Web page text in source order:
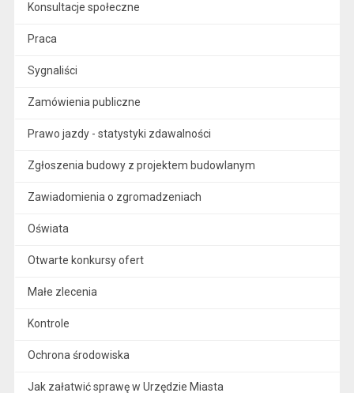
Konsultacje społeczne
Praca
Sygnaliści
Zamówienia publiczne
Prawo jazdy - statystyki zdawalności
Zgłoszenia budowy z projektem budowlanym
Zawiadomienia o zgromadzeniach
Oświata
Otwarte konkursy ofert
Małe zlecenia
Kontrole
Ochrona środowiska
Jak załatwić sprawę w Urzędzie Miasta